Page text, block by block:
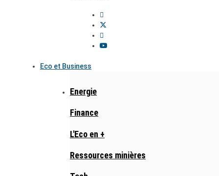
Eco et Business
Energie
Finance
L'Eco en +
Ressources minières